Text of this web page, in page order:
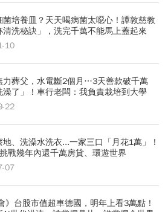
菌培養皿？天天喝病菌太噁心！譚敦慈教
清洗秘訣」，洗完千萬不能馬上蓋起來
10
力葬父，水電斷2個月…3天善款破千萬
澡了」！車行老闆：我負責栽培到大學
22
、洗澡水洗衣...一家三口「月花1萬」！
戰幾年內還千萬房貸、環遊世界
07
》台股市值超車德國，明年上看3萬點！